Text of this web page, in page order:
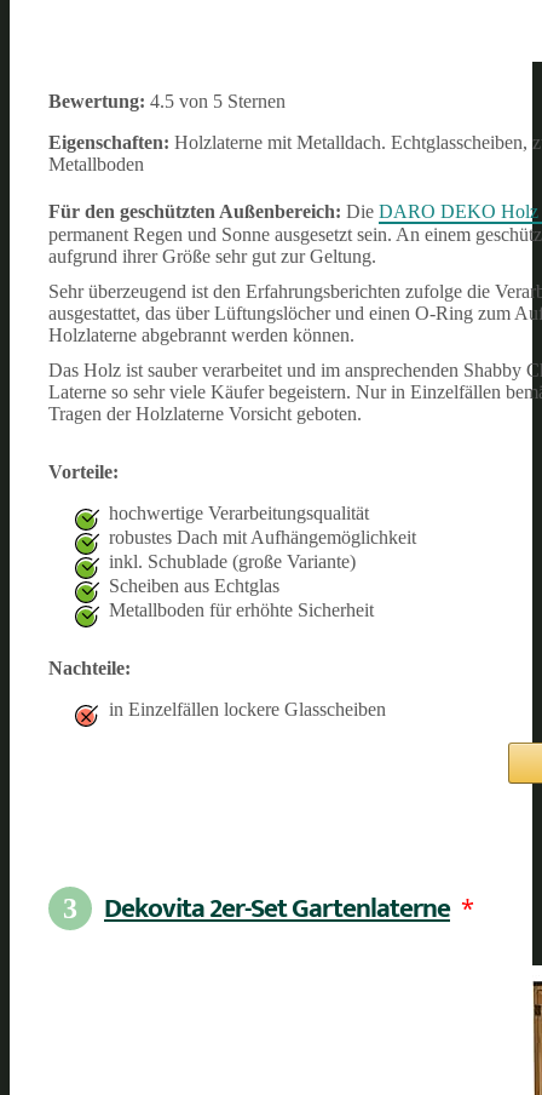
Bewertung: 4.5 von 5 Sternen
Eigenschaften: Holzlaterne mit Metalldach.
Metallboden
Für den geschützten Außenbereich: Die DARO DEKO Holz
permanent Regen und Sonne ausgesetzt sein. An einem
aufgrund ihrer Größe sehr gut zur Geltung.
Sehr überzeugend ist den Erfahrungsberichten zufolge die
ausgestattet, das über Lüftungslöcher und einen O-Ring zum
Holzlaterne abgebrannt werden können.
Das Holz ist sauber verarbeitet und im ansprechenden
Laterne so sehr viele Käufer begeistern. Nur in Einzelfällen
Tragen der Holzlaterne Vorsicht geboten.
Vorteile:
hochwertige Verarbeitungsqualität
robustes Dach mit Aufhängemöglichkeit
inkl. Schublade (große Variante)
Scheiben aus Echtglas
Metallboden für erhöhte Sicherheit
Nachteile:
in Einzelfällen lockere Glasscheiben
3 Dekovita 2er-Set Gartenlaterne *